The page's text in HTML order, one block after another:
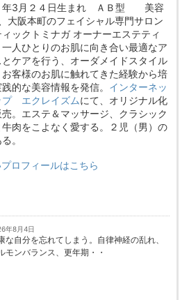
年3月２４日生まれ ＡＢ型 美容
大阪本町のフェイシャル専門サロン
ックトミナガ オーナーエステティ
人ひとりのお肌に向き合い最適なア
とケアを行う、オーダメイドスタイル
お客様のお肌に触れてきた経験から培
的な美容情報を発信。 インターネッ
プ エクレイズムにて、オリジナル化
。エステ＆マッサージ、クラシック
肉をこよなく愛する。２児（男）の
。
ロフィールはこちら
年8月4日
な自分を忘れてしまう。自律神経の乱れ、
モンバランス、更年期・・